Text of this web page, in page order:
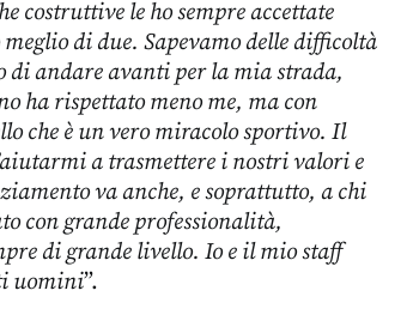
costruttive le ho sempre accettate
di due. Sapevamo delle difficoltà
di andare avanti per la mia strada,
ha rispettato meno me, ma con
che è un vero miracolo sportivo. Il
a trasmettere i nostri valori e
va anche, e soprattutto, a chi
con grande professionalità,
di grande livello. Io e il mio staff
uomini”.